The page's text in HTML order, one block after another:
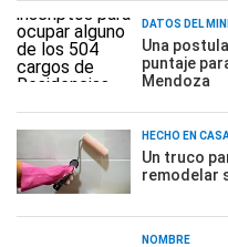
DATOS DEL
Una
puntaje
Mendoza
HECHO EN
Un truco
remodelar
NOMBRE